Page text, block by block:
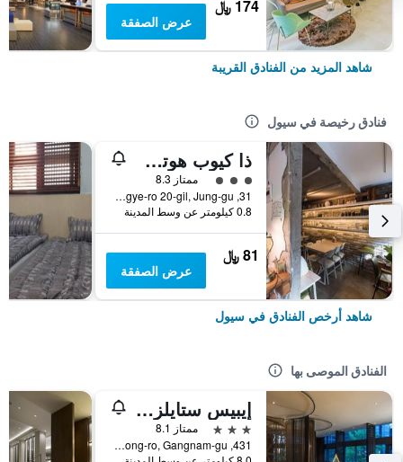
174 ﷼
عرض الصفقة
شاهد المزيد من الفنادق القريبة
فنادق رخيصة في سيول
ذا كيوب هوتل - دار ضيافة
تقييم فئة 3ممتاز 8.3
31, Toegye-ro 20-gil, Jung-gu, سيول, كوريا الجنوبية
0.8 كيلومتر عن وسط المدينة
81 ﷼
عرض الصفقة
شاهد أرخص الفنادق في سيول
الفنادق الموصى بها
إيبيس ستايلز أمباسادور سيول غانغنام
3 نجوم
ممتاز 8.1
431, Samseong-ro, Gangnam-gu, سيول, كوريا الجنوبية